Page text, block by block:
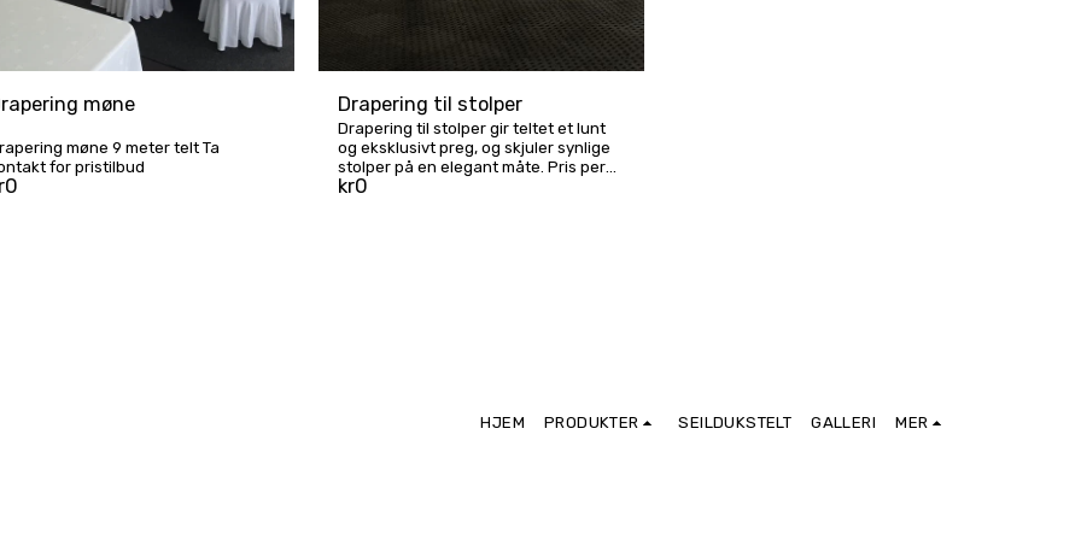
møne
møne 9 meter telt Ta
for pristilbud
0
Drapering til stolper
Drapering til stolper gir teltet et lunt
og eksklusivt preg, og skjuler synlige
stolper på en elegant måte. Pris per
stk. Ta kontakt for pristilbud. ✨
kr0
HJEM PRODUKTER SEILDUKSTELT GALLERI MER